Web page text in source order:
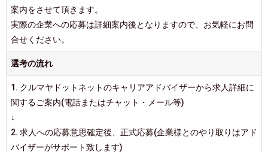
案内をさせて頂きます。
実際の企業への応募は詳細案内後となりますので、お気軽にお問
合せください。
選考の流れ
1. クルマヤドットネットのキャリアアドバイザーから求人詳細に
関するご案内(電話またはチャット・メール等)
↓
2. 求人への応募意思確定後、正式応募(企業様とのやり取りはアド
バイザーがサポート致します)